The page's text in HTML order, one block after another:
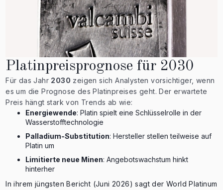
Platinpreisprognose für 2030
Für das Jahr 2030 zeigen sich Analysten vorsichtiger, wenn
es um die Prognose des Platinpreises geht. Der erwartete
Preis hängt stark von Trends ab wie:
Energiewende: Platin spielt eine Schlüsselrolle in der
Wasserstofftechnologie
Palladium-Substitution: Hersteller stellen teilweise auf
Platin um
Limitierte neue Minen: Angebotswachstum hinkt
hinterher
In ihrem jüngsten Bericht (Juni 2026) sagt der World Platinum